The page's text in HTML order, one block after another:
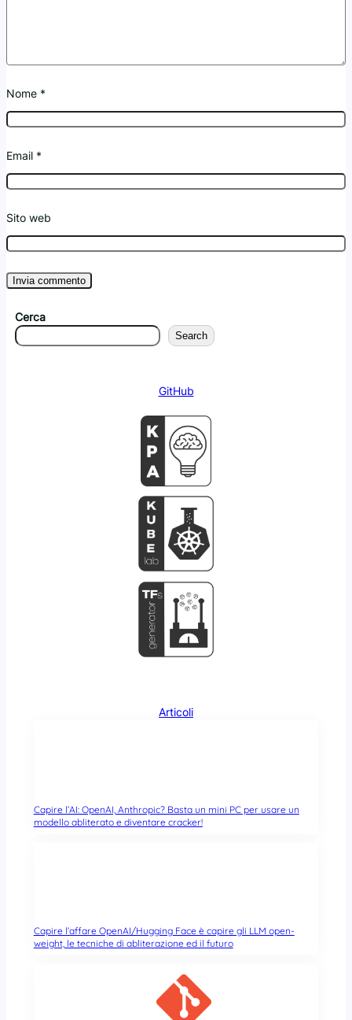
Nome *
Email *
Sito web
Cerca
Search
GitHub
Articoli
Capire l’AI: OpenAI, Anthropic? Basta un mini PC per usare un
modello abliterato e diventare cracker!
Capire l’affare OpenAI/Hugging Face è capire gli LLM open-
weight, le tecniche di abliterazione ed il futuro